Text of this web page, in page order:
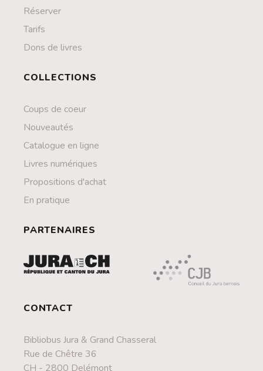
Réserver
Tarifs
Dons de livres
COLLECTIONS
Coups de coeur
Nouveautés
Catalogue en ligne
Livres numériques
Propositions d'achat
En pratique
PARTENAIRES
CONTACT
Bibliobus Jura & Grand Chasseral
Rue de Chêtre 36
CH - 2800 Delémont